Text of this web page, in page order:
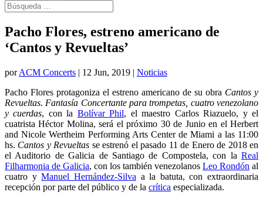
Pacho Flores, estreno americano de
‘Cantos y Revueltas’
porACM Concerts | 12 Jun, 2019 | Noticias
Pacho Flores protagoniza el estreno americano de su obra Cantos y
Revueltas. Fantasía Concertante para trompetas, cuatro venezolano
y cuerdas, con la Bolívar Phil, el maestro Carlos Riazuelo, y el
cuatrista Héctor Molina, será el próximo 30 de Junio en el Herbert
and Nicole Wertheim Performing Arts Center de Miami a las 11:00
hs. Cantos y Revueltas se estrenó el pasado 11 de Enero de 2018 en
el Auditorio de Galicia de Santiago de Compostela, con la Real
Filharmonia de Galicia, con los también venezolanos Leo Rondón al
cuatro yManuel Hernández-Silva a la batuta, con extraordinaria
recepción por parte del público y de la crítica especializada.